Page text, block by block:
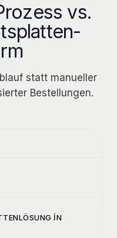
vs.
statt manueller
Bestellungen.
IN